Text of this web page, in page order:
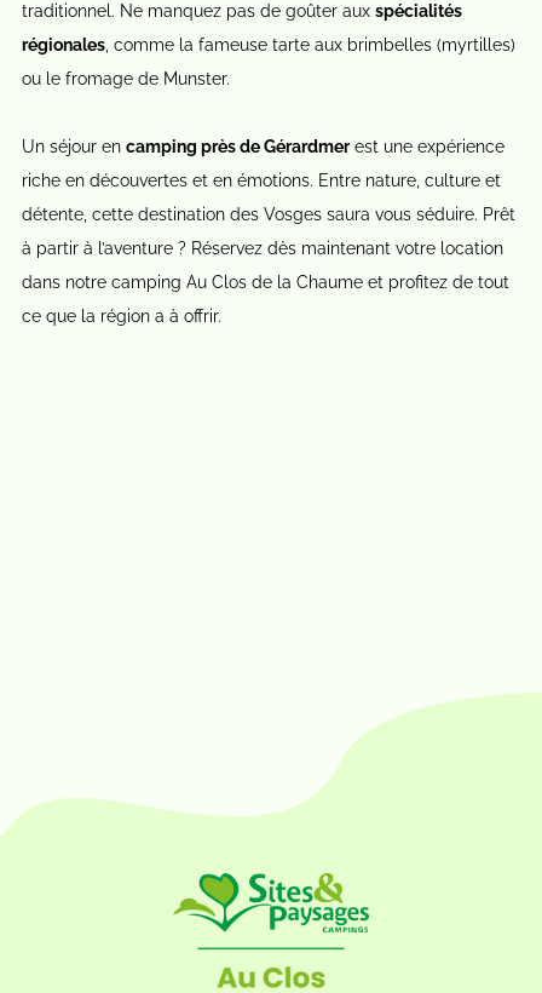
traditionnel. Ne manquez pas de goûter aux spécialités
régionales, comme la fameuse tarte aux brimbelles (myrtilles)
ou le fromage de Munster.
Un séjour en camping près de Gérardmerest une expérience
riche en découvertes et en émotions. Entre nature, culture et
détente, cette destination des Vosges saura vous séduire. Prêt
à partir à l’aventure ? Réservez dès maintenant votre location
dans notre camping Au Clos de la Chaume et profitez de tout
ce que la région a à offrir.